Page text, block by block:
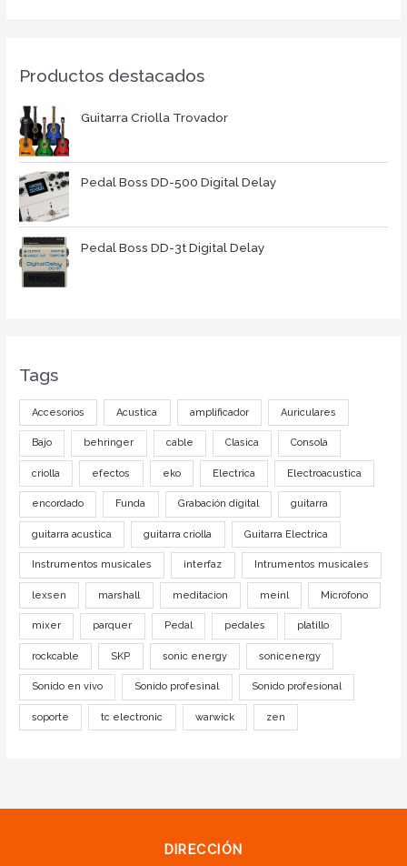
Productos destacados
Guitarra Criolla Trovador
Pedal Boss DD-500 Digital Delay
Pedal Boss DD-3t Digital Delay
Tags
Accesorios Acustica amplificador Auriculares
Bajo behringer cable Clasica Consola
criolla efectos eko Electrica Electroacustica
encordado Funda Grabación digital guitarra
guitarra acustica guitarra criolla Guitarra Electrica
Instrumentos musicales interfaz Intrumentos musicales
lexsen marshall meditacion meinl Microfono
mixer parquer Pedal pedales platillo
rockcable SKP sonic energy sonicenergy
Sonido en vivo Sonido profesinal Sonido profesional
soporte tc electronic warwick zen
DIRECCIÓN